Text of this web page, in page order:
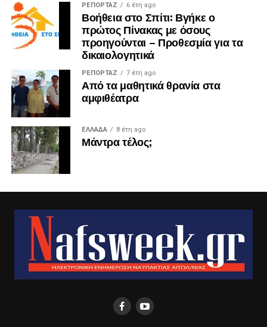
ΡΕΠΟΡΤΑΖ 6 έτη ago
Βοήθεια στο Σπίτι: Βγήκε ο
πρώτος Πίνακας με όσους
προηγούνται – Προθεσμία για τα
δικαιολογητικά
ΡΕΠΟΡΤΑΖ 7 έτη ago
Από τα μαθητικά θρανία στα
αμφιθέατρα
ΕΛΛΑΔΑ 8 έτη ago
Μάντρα τέλος;